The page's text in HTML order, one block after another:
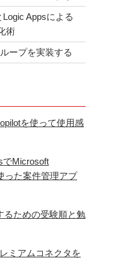
Appsによる
術
ープを実装する
を使って使用感
でMicrosoft
った案件管理アプ
るための受験順と勉
ミアムコネクタを